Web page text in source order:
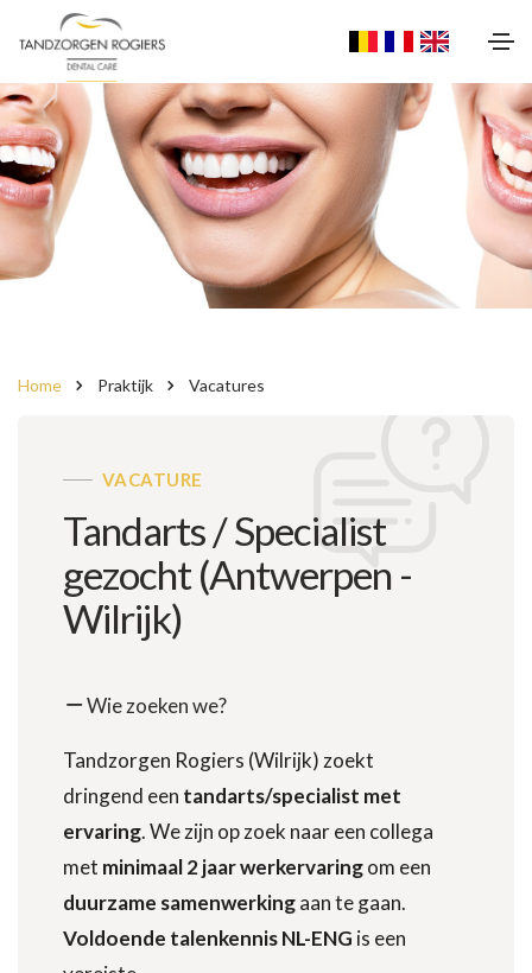
Home Praktijk Vacatures
VACATURE
Tandarts / Specialist
gezocht (Antwerpen -
Wilrijk)
Wie zoeken we?
Tandzorgen Rogiers (Wilrijk) zoekt
dringend een tandarts/specialist met
ervaring. We zijn op zoek naar een collega
met minimaal 2 jaar werkervaringom een
duurzame samenwerkingaan te gaan.
Voldoende talenkennis NL-ENG is een